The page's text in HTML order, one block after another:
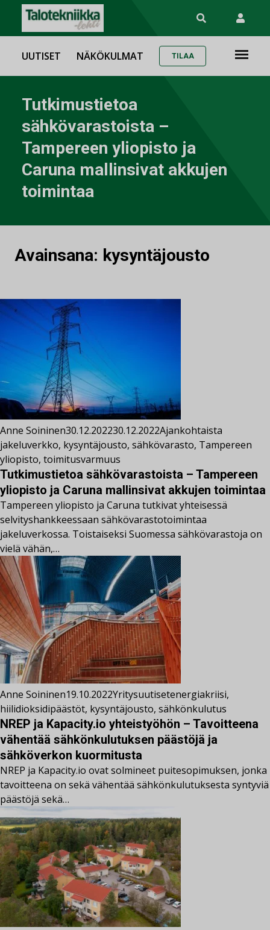
UUTISET NÄKÖKULMAT TILAA
Tutkimustietoa
sähkövarastoista –
Tampereen yliopisto ja
Caruna mallinsivat akkujen
toimintaa
Avainsana: kysyntäjousto
Anne Soininen30.12.202230.12.2022Ajankohtaista
jakeluverkko, kysyntäjousto, sähkövarasto, Tampereen
yliopisto, toimitusvarmuus
Tutkimustietoa sähkövarastoista – Tampereen
yliopisto ja Caruna mallinsivat akkujen toimintaa
Tampereen yliopisto ja Caruna tutkivat yhteisessä
selvityshankkeessaan sähkövarastotoimintaa
jakeluverkossa. Toistaiseksi Suomessa sähkövarastoja on
vielä vähän,…
Anne Soininen19.10.2022Yritysuutisetenergiakriisi,
hiilidioksidipäästöt, kysyntäjousto, sähkönkulutus
NREP ja Kapacity.io yhteistyöhön – Tavoitteena
vähentää sähkönkulutuksen päästöjä ja
sähköverkon kuormitusta
NREP ja Kapacity.io ovat solmineet puitesopimuksen, jonka
tavoitteena on sekä vähentää sähkönkulutuksesta syntyviä
päästöjä sekä…